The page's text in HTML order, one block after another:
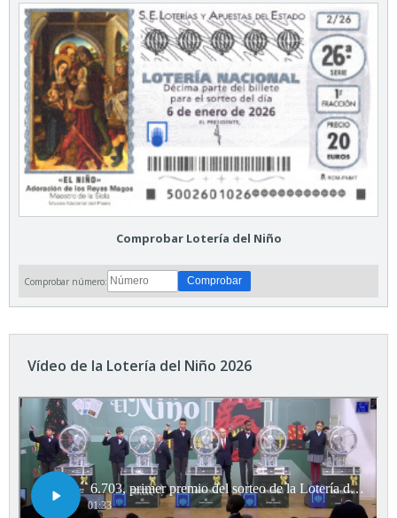
Comprobar Lotería del Niño
Comprobar número:
Vídeo de la Lotería del Niño 2026